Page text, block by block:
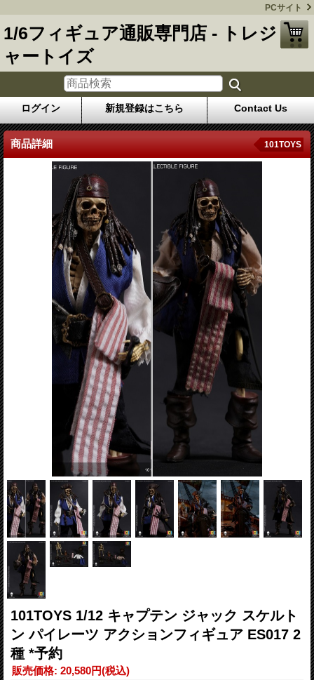
PCサイト
1/6フィギュア通販専門店 - トレジ
ャートイズ
ログイン 新規登録はこちら Contact Us
商品詳細 101TOYS
101TOYS 1/12 キャプテン ジャック スケルト
ン パイレーツ アクションフィギュア ES017 2
種 *予約
販売価格: 20,580円(税込)